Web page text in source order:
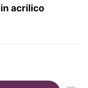
in acrilico